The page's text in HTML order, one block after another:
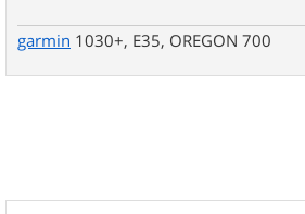
garmin 1030+, E35, OREGON 700